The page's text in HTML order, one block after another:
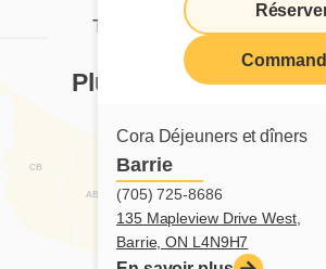
Cora Déjeuners et dîners
Barrie
(705) 725-8686
135 Mapleview Drive West,
Barrie, ON L4N9H7
TROUVER VOTRE
CORA
Plus de
125
Trouver un restaurant
CB
AB
MB